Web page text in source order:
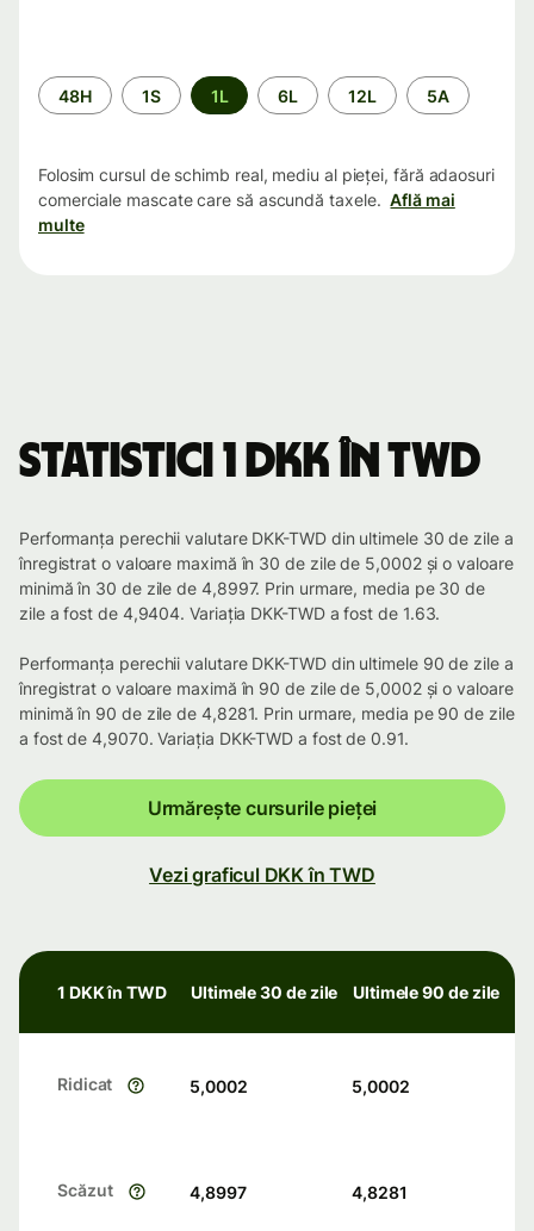
Perioada
48H 1S 1L 6L 12L 5A
Folosim cursul de schimb real, mediu al pieței, fără adaosuri
comerciale mascate care să ascundă taxele. Află mai
multe
Statistici 1 DKK în TWD
Performanța perechii valutare DKK-TWD din ultimele 30 de zile a
înregistrat o valoare maximă în 30 de zile de 5,0002 și o valoare
minimă în 30 de zile de 4,8997. Prin urmare, media pe 30 de
zile a fost de 4,9404. Variația DKK-TWD a fost de 1.63.
Performanța perechii valutare DKK-TWD din ultimele 90 de zile a
înregistrat o valoare maximă în 90 de zile de 5,0002 și o valoare
minimă în 90 de zile de 4,8281. Prin urmare, media pe 90 de zile
a fost de 4,9070. Variația DKK-TWD a fost de 0.91.
Urmărește cursurile pieței
Vezi graficul DKK în TWD
1 DKK în TWD Ultimele 30 de zile Ultimele 90 de zile
Ridicat 5,0002 5,0002
Scăzut 4,8997 4,8281